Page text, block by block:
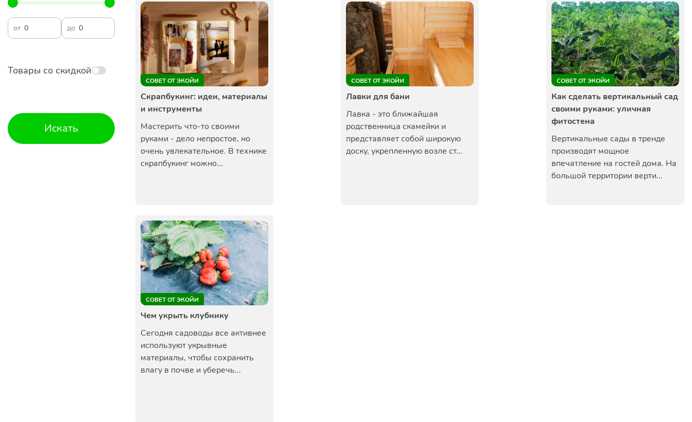
от до
Товары со скидкой
Искать
СОВЕТ ОТ ЭКОЙИ
Скрапбукинг: идеи, материалы
и инструменты
Мастерить что-то своими
руками - дело непростое, но
очень увлекательное. В технике
скрапбукинг можно...
СОВЕТ ОТ ЭКОЙИ
Лавки для бани
Лавка - это ближайшая
родственница скамейки и
представляет собой широкую
доску, укрепленную возле ст...
СОВЕТ ОТ ЭКОЙИ
Как сделать вертикальный сад
своими руками: уличная
фитостена
Вертикальные сады в тренде
производят мощное
впечатление на гостей дома. На
большой территории верти...
СОВЕТ ОТ ЭКОЙИ
Чем укрыть клубнику
Сегодня садоводы все активнее
используют укрывные
материалы, чтобы сохранить
влагу в почве и уберечь...